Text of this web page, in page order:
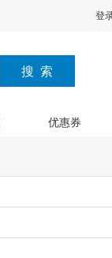
登
优惠券